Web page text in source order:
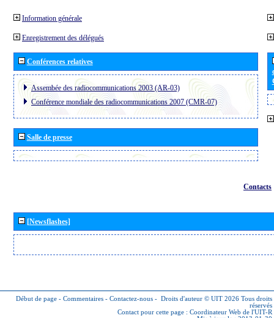
Information générale
Enregistrement des délégués
Conférences relatives
Assembée des radiocommunications 2003 (AR-03)
Conférence mondiale des radiocommunications 2007 (CMR-07)
Salle de presse
Contacts
[Newsflashes]
Début de page - Commentaires - Contactez-nous - Droits d'auteur © UIT 2026 Tous droits
réservés
Contact pour cette page : Coordinateur Web de l'UIT-R